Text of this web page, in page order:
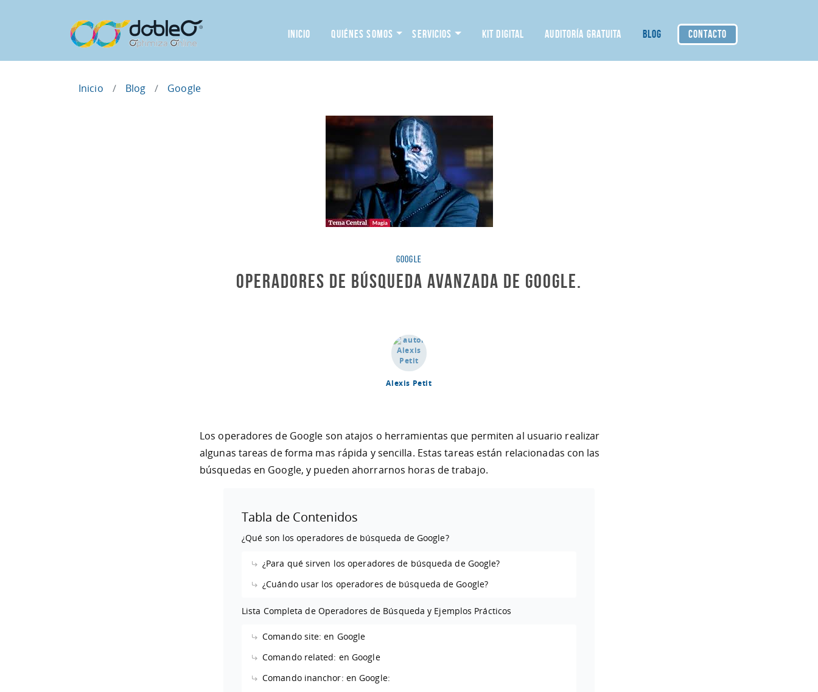
INICIO QUIÉNES SOMOS SERVICIOS KIT DIGITAL AUDITORÍA GRATUITA BLOG CONTACTO
Inicio Blog Google
GOOGLE
Operadores de Búsqueda Avanzada de Google.
Alexis Petit
Los operadores de Google son atajos o herramientas que permiten al usuario realizar
algunas tareas de forma mas rápida y sencilla. Estas tareas están relacionadas con las
búsquedas en Google, y pueden ahorrarnos horas de trabajo.
Tabla de Contenidos
¿Qué son los operadores de búsqueda de Google?
¿Para qué sirven los operadores de búsqueda de Google?
¿Cuándo usar los operadores de búsqueda de Google?
Lista Completa de Operadores de Búsqueda y Ejemplos Prácticos
Comando site: en Google
Comando related: en Google
Comando inanchor: en Google: